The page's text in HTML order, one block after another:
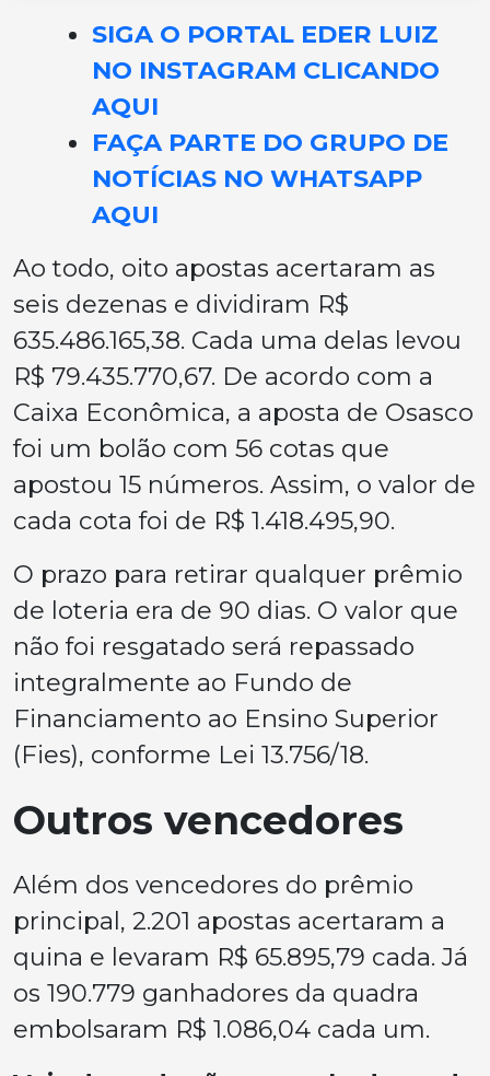
SIGA O PORTAL EDER LUIZ
NO INSTAGRAM CLICANDO
AQUI
FAÇA PARTE DO GRUPO DE
NOTÍCIAS NO WHATSAPP
AQUI
Ao todo, oito apostas acertaram as
seis dezenas e dividiram R$
635.486.165,38. Cada uma delas levou
R$ 79.435.770,67. De acordo com a
Caixa Econômica, a aposta de Osasco
foi um bolão com 56 cotas que
apostou 15 números. Assim, o valor de
cada cota foi de R$ 1.418.495,90.
O prazo para retirar qualquer prêmio
de loteria era de 90 dias. O valor que
não foi resgatado será repassado
integralmente ao Fundo de
Financiamento ao Ensino Superior
(Fies), conforme Lei 13.756/18.
Outros vencedores
Além dos vencedores do prêmio
principal, 2.201 apostas acertaram a
quina e levaram R$ 65.895,79 cada. Já
os 190.779 ganhadores da quadra
embolsaram R$ 1.086,04 cada um.